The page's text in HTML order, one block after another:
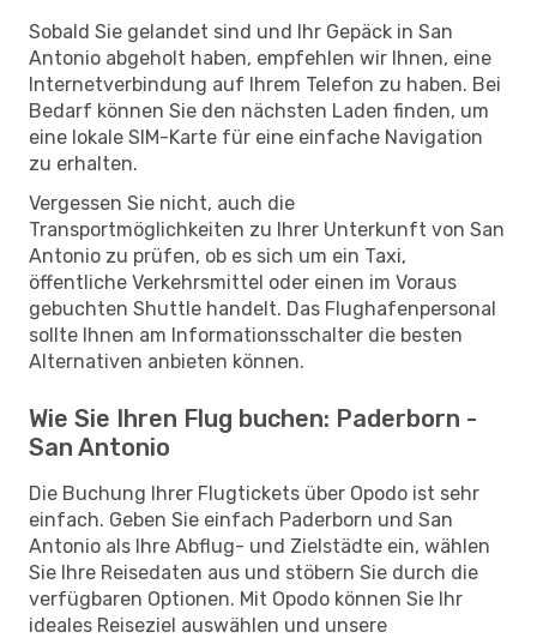
Sobald Sie gelandet sind und Ihr Gepäck in San
Antonio abgeholt haben, empfehlen wir Ihnen, eine
Internetverbindung auf Ihrem Telefon zu haben. Bei
Bedarf können Sie den nächsten Laden finden, um
eine lokale SIM-Karte für eine einfache Navigation
zu erhalten.
Vergessen Sie nicht, auch die
Transportmöglichkeiten zu Ihrer Unterkunft von San
Antonio zu prüfen, ob es sich um ein Taxi,
öffentliche Verkehrsmittel oder einen im Voraus
gebuchten Shuttle handelt. Das Flughafenpersonal
sollte Ihnen am Informationsschalter die besten
Alternativen anbieten können.
Wie Sie Ihren Flug buchen: Paderborn -
San Antonio
Die Buchung Ihrer Flugtickets über Opodo ist sehr
einfach. Geben Sie einfach Paderborn und San
Antonio als Ihre Abflug- und Zielstädte ein, wählen
Sie Ihre Reisedaten aus und stöbern Sie durch die
verfügbaren Optionen. Mit Opodo können Sie Ihr
ideales Reiseziel auswählen und unsere